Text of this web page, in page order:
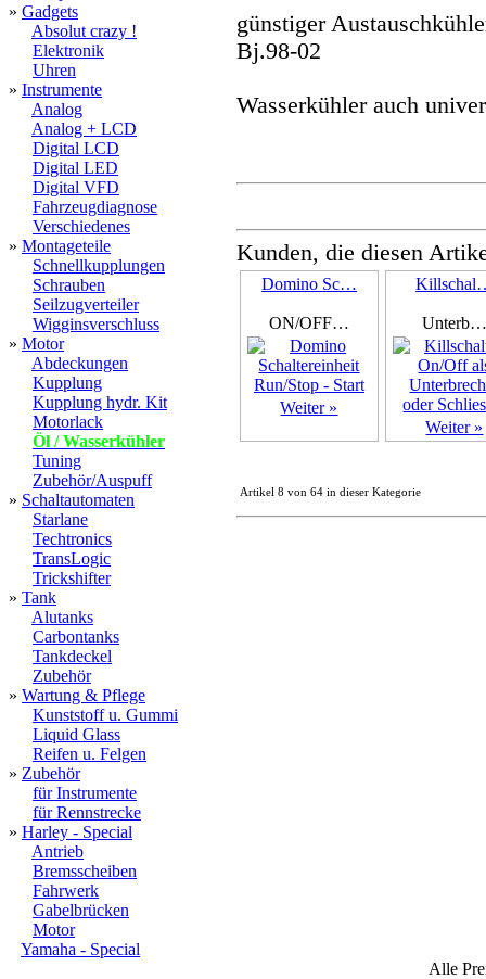
» Gadgets
Absolut crazy !
Elektronik
Uhren
» Instrumente
Analog
Analog + LCD
Digital LCD
Digital LED
Digital VFD
Fahrzeugdiagnose
Verschiedenes
» Montageteile
Schnellkupplungen
Schrauben
Seilzugverteiler
Wigginsverschluss
» Motor
Abdeckungen
Kupplung
Kupplung hydr. Kit
Motorlack
Öl / Wasserkühler
Tuning
Zubehör/Auspuff
» Schaltautomaten
Starlane
Techtronics
TransLogic
Trickshifter
» Tank
Alutanks
Carbontanks
Tankdeckel
Zubehör
» Wartung & Pflege
Kunststoff u. Gummi
Liquid Glass
Reifen u. Felgen
» Zubehör
für Instrumente
für Rennstrecke
» Harley - Special
Antrieb
Bremsscheiben
Fahrwerk
Gabelbrücken
Motor
Yamaha - Special
günstiger
Bj.98-02
Wasserkühler auch
Kunden, die diesen
Domino Sc…
ON/OFF…
Weiter »
Unterb…
Weiter »
Artikel 8 von 64 in dieser Kategorie
Alle